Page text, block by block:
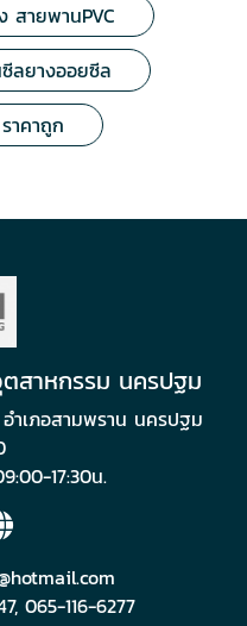
สายพานPVC
ลยางออยซีล
าคาถูก
สาหกรรม นครปฐม
ำเภอสามพราน นครปฐม
17:30น.
, 065-116-6277